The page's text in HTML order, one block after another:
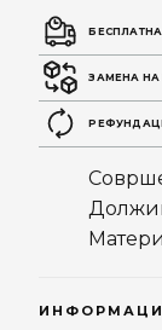
ЗАМЕНА НА